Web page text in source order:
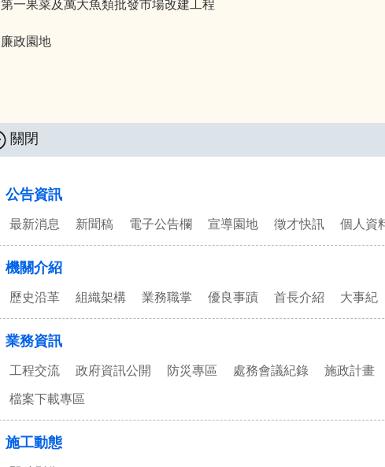
第一果菜及萬大魚類批發市場改建工程
廉政園地
關閉
公告資訊
最新消息 新聞稿 電子公告欄 宣導園地 徵才快訊 個人資
機關介紹
歷史沿革 組織架構 業務職掌 優良事蹟 首長介紹 大事紀
業務資訊
工程交流 政府資訊公開 防災專區 處務會議紀錄 施政計畫
檔案下載專區
施工動態